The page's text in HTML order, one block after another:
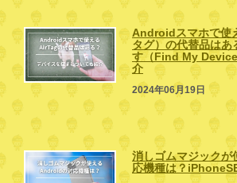
Androidスマホで使
タグ）の代替品はあ
す（Find My
介
2024年06月19日
消しゴムマジック
応機種は？